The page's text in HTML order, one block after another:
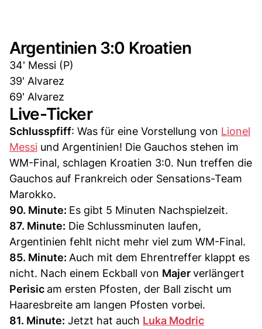
Argentinien 3:0 Kroatien
34' Messi (P)
39' Alvarez
69' Alvarez
Live-Ticker
Schlusspfiff: Was für eine Vorstellung von Lionel
Messi und Argentinien! Die Gauchos stehen im
WM-Final, schlagen Kroatien 3:0. Nun treffen die
Gauchos auf Frankreich oder Sensations-Team
Marokko.
90. Minute: Es gibt 5 Minuten Nachspielzeit.
87. Minute: Die Schlussminuten laufen,
Argentinien fehlt nicht mehr viel zum WM-Final.
85. Minute: Auch mit dem Ehrentreffer klappt es
nicht. Nach einem Eckball von Majerverlängert
Perisic am ersten Pfosten, der Ball zischt um
Haaresbreite am langen Pfosten vorbei.
81. Minute: Jetzt hat auch Luka Modric